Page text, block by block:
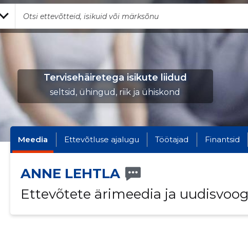
Tervisehäiretega isikute liidud
seltsid, ühingud, riik ja ühiskond
Meedia Ettevõtluse ajalugu Töötajad Finantsid
ANNE LEHTLA
Ettevõtete ärimeedia ja uudisvoog